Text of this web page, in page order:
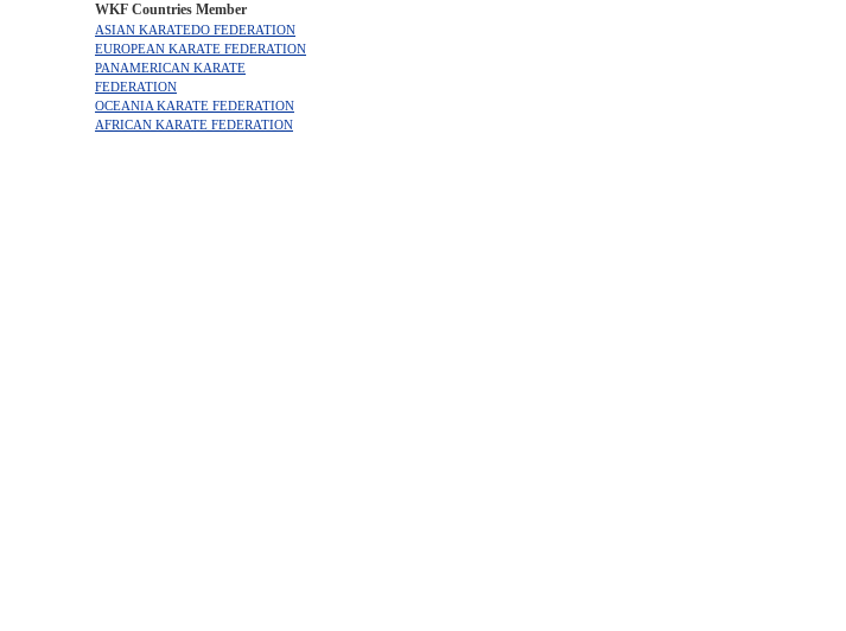
WKF Countries Member
ASIAN KARATEDO FEDERATION
EUROPEAN KARATE FEDERATION
PANAMERICAN KARATE
FEDERATION
OCEANIA KARATE FEDERATION
AFRICAN KARATE FEDERATION